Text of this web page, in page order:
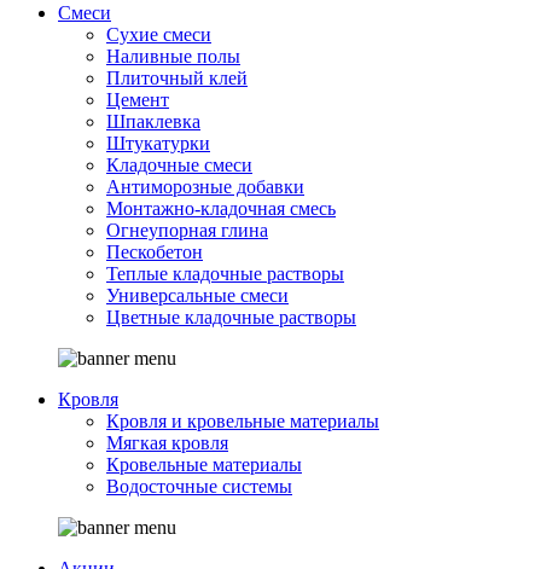
Смеси
Сухие смеси
Наливные полы
Плиточный клей
Цемент
Шпаклевка
Штукатурки
Кладочные смеси
Антиморозные добавки
Монтажно-кладочная смесь
Огнеупорная глина
Пескобетон
Теплые кладочные растворы
Универсальные смеси
Цветные кладочные растворы
Кровля
Кровля и кровельные материалы
Мягкая кровля
Кровельные материалы
Водосточные системы